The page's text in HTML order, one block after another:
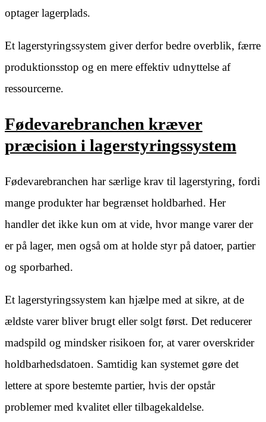
optager lagerplads.
Et lagerstyringssystem giver derfor bedre overblik, færre
produktionsstop og en mere effektiv udnyttelse af
ressourcerne.
Fødevarebranchen kræver
præcision i lagerstyringssystem
Fødevarebranchen har særlige krav til lagerstyring, fordi
mange produkter har begrænset holdbarhed. Her
handler det ikke kun om at vide, hvor mange varer der
er på lager, men også om at holde styr på datoer, partier
og sporbarhed.
Et lagerstyringssystem kan hjælpe med at sikre, at de
ældste varer bliver brugt eller solgt først. Det reducerer
madspild og mindsker risikoen for, at varer overskrider
holdbarhedsdatoen. Samtidig kan systemet gøre det
lettere at spore bestemte partier, hvis der opstår
problemer med kvalitet eller tilbagekaldelse.